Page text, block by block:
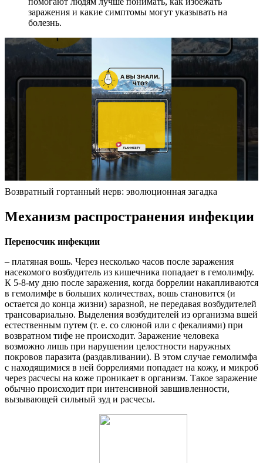
заражения и какие симптомы могут указывать на
болезнь.
Возвратный гортанный нерв: эволюционная загадка
Механизм распространения инфекции
Переносчик инфекции
– платяная вошь. Через несколько часов после заражения
насекомого возбудитель из кишечника попадает в гемолимфу.
К 5-8-му дню после заражения, когда боррелии накапливаются
в гемолимфе в больших количествах, вошь становится (и
остается до конца жизни) заразной, не передавая возбудителей
трансовариально. Выделения возбудителей из организма вшей
естественным путем (т. е. со слюной или с фекалиями) при
возвратном тифе не происходит. Заражение человека
возможно лишь при нарушении целостности наружных
покровов паразита (раздавливании). В этом случае гемолимфа
с находящимися в ней боррелиями попадает на кожу, и микроб
через расчесы на коже проникает в организм. Такое заражение
обычно происходит при интенсивной завшивленности,
вызывающей сильный зуд и расчесы.